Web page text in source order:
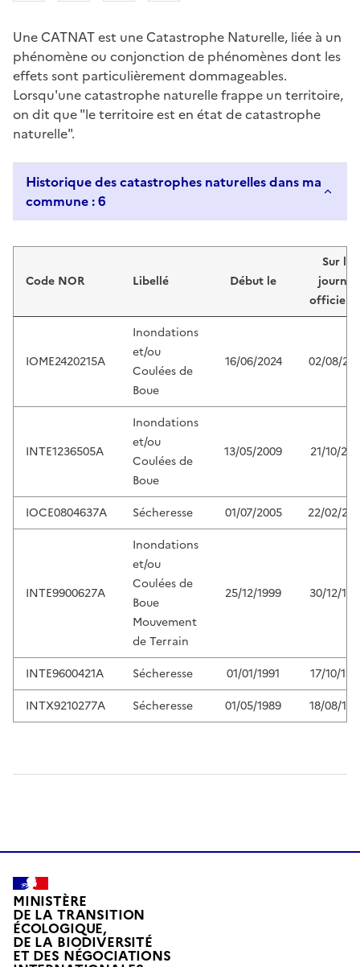
Une CATNAT est une Catastrophe Naturelle, liée à un
phénomène ou conjonction de phénomènes dont les
effets sont particulièrement dommageables.
Lorsqu'une catastrophe naturelle frappe un territoire,
on dit que "le territoire est en état de catastrophe
naturelle".
Historique des catastrophes naturelles dans ma
commune : 6
Code NOR Libellé Début le
Sur le
journal
officiel
IOME2420215A
Inondations
et/ou
Coulées de
Boue
16/06/2024 02/08/
INTE1236505A
Inondations
et/ou
Coulées de
Boue
13/05/2009 21/10/
IOCE0804637A Sécheresse 01/07/2005 22/02/
INTE9900627A
Inondations
et/ou
Coulées de
Boue
Mouvement
de Terrain
25/12/1999 30/12/
INTE9600421A Sécheresse 01/01/1991
17/10/
INTX9210277A
Sécheresse 01/05/1989 18/08/
MINISTÈRE
DE LA TRANSITION
ÉCOLOGIQUE,
DE LA BIODIVERSITÉ
ET DES NÉGOCIATIONS